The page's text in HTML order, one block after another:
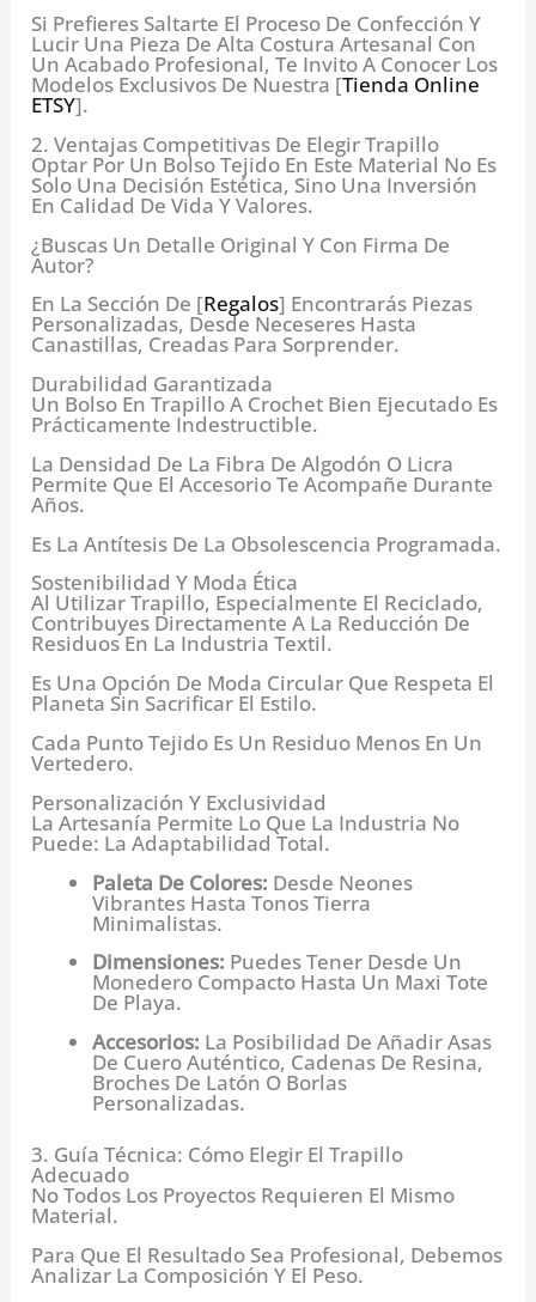
Si Prefieres Saltarte El Proceso De Confección Y
Lucir Una Pieza De Alta Costura Artesanal Con
Un Acabado Profesional, Te Invito A Conocer Los
Modelos Exclusivos De Nuestra [Tienda Online
ETSY].
2. Ventajas Competitivas De Elegir Trapillo
Optar Por Un Bolso Tejido En Este Material No Es
Solo Una Decisión Estética, Sino Una Inversión
En Calidad De Vida Y Valores.
¿Buscas Un Detalle Original Y Con Firma De
Autor?
En La Sección De [Regalos] Encontrarás Piezas
Personalizadas, Desde Neceseres Hasta
Canastillas, Creadas Para Sorprender.
Durabilidad Garantizada
Un Bolso En Trapillo A Crochet Bien Ejecutado Es
Prácticamente Indestructible.
La Densidad De La Fibra De Algodón O Licra
Permite Que El Accesorio Te Acompañe Durante
Años.
Es La Antítesis De La Obsolescencia Programada.
Sostenibilidad Y Moda Ética
Al Utilizar Trapillo, Especialmente El Reciclado,
Contribuyes Directamente A La Reducción De
Residuos En La Industria Textil.
Es Una Opción De Moda Circular Que Respeta El
Planeta Sin Sacrificar El Estilo.
Cada Punto Tejido Es Un Residuo Menos En Un
Vertedero.
Personalización Y Exclusividad
La Artesanía Permite Lo Que La Industria No
Puede: La Adaptabilidad Total.
Paleta De Colores: Desde Neones
Vibrantes Hasta Tonos Tierra
Minimalistas.
Dimensiones: Puedes Tener Desde Un
Monedero Compacto Hasta Un Maxi Tote
De Playa.
Accesorios: La Posibilidad De Añadir Asas
De Cuero Auténtico, Cadenas De Resina,
Broches De Latón O Borlas
Personalizadas.
3. Guía Técnica: Cómo Elegir El Trapillo
Adecuado
No Todos Los Proyectos Requieren El Mismo
Material.
Para Que El Resultado Sea Profesional, Debemos
Analizar La Composición Y El Peso.